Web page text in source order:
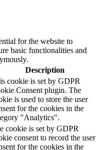
for the website to
basic functionalities and
Description
cookie is set by GDPR
Consent plugin. The
is used to store the user
for the cookies in the
"Analytics".
cookie is set by GDPR
consent to record the user
for the cookies in the